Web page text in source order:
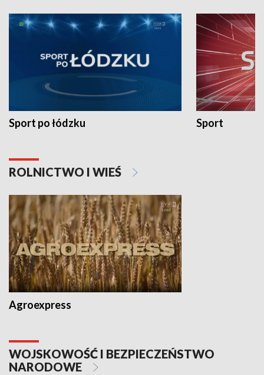
Sport po łódzku Sport
ROLNICTWO I WIEŚ
Agroexpress
WOJSKOWOŚĆ I BEZPIECZEŃSTWO
NARODOWE